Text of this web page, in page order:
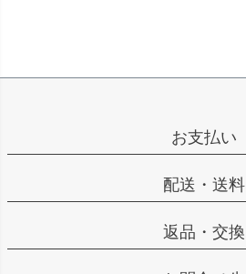
お支払い
配送・送料
返品・交換